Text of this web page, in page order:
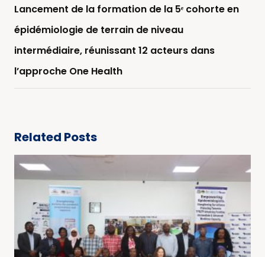
Lancement de la formation de la 5ᵉ cohorte en
épidémiologie de terrain de niveau
intermédiaire, réunissant 12 acteurs dans
l’approche One Health
Related Posts